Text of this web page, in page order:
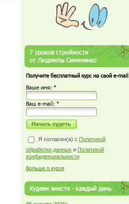
7 уроков стройности
от Людмилы Симиненко
Получите бесплатный курс на свой e-mail
Ваше имя: *
Ваш е-mail: *
Я согласен(а) с Политикой
обработки данных и Политикой
конфиденциальности
Больше о курсе
Худеем вместе - каждый день